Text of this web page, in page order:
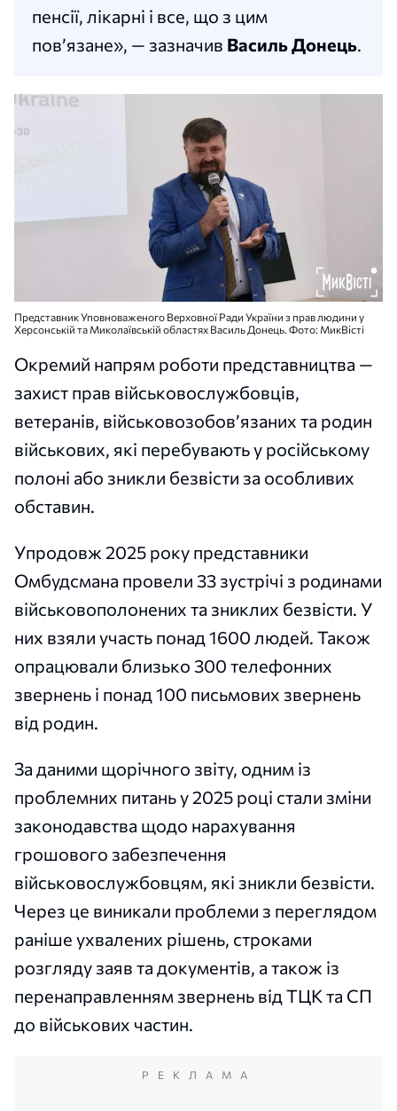
пенсії, лікарні і все, що з цим
пов’язане», — зазначив Василь Донець.
Представник Уповноваженого Верховної Ради України з прав людини у
Херсонській та Миколаївській областях Василь Донець. Фото: МикВісті
Окремий напрям роботи представництва —
захист прав військовослужбовців,
ветеранів, військовозобов’язаних та родин
військових, які перебувають у російському
полоні або зникли безвісти за особливих
обставин.
Упродовж 2025 року представники
Омбудсмана провели 33 зустрічі з родинами
військовополонених та зниклих безвісти. У
них взяли участь понад 1600 людей. Також
опрацювали близько 300 телефонних
звернень і понад 100 письмових звернень
від родин.
За даними щорічного звіту, одним із
проблемних питань у 2025 році стали зміни
законодавства щодо нарахування
грошового забезпечення
військовослужбовцям, які зникли безвісти.
Через це виникали проблеми з переглядом
раніше ухвалених рішень, строками
розгляду заяв та документів, а також із
перенаправленням звернень від ТЦК та СП
до військових частин.
РЕКЛАМА